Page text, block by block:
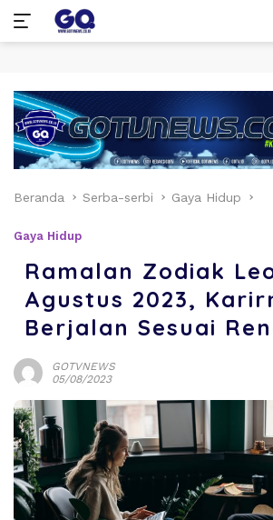
konten
Beranda Serba-serbi Gaya Hidup
Gaya Hidup
Ramalan Zodiak
Agustus 2023,
Berjalan Sesuai
GOTVNEWS
05/08/2023